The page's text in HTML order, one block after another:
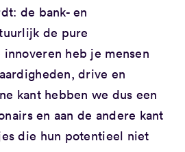
de bank- en
de pure
heb je mensen
drive en
kant hebben we dus een
en aan de andere kant
die hun potentieel niet